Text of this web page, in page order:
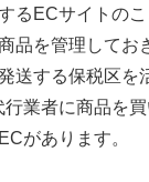
るECサイトの
品を管理してお
送する保税区を
業者に商品を
があります。